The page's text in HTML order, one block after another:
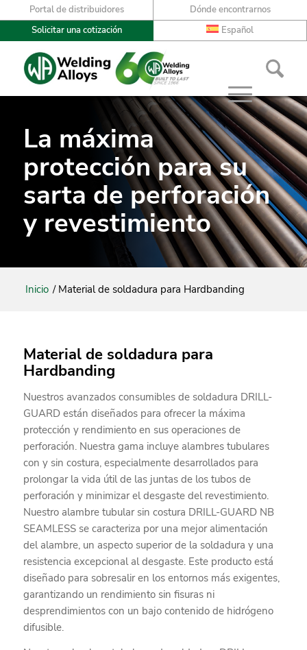
Portal de distribuidores
Dónde encontrarnos
Solicitar una cotización
Español
La máxima
protección para su
sarta de perforación
y revestimiento
Inicio / Material de soldadura para Hardbanding
Material de soldadura para
Hardbanding
Nuestros avanzados consumibles de soldadura DRILL-
GUARD están diseñados para ofrecer la máxima
protección y rendimiento en sus operaciones de
perforación. Nuestra gama incluye alambres tubulares
con y sin costura, especialmente desarrollados para
prolongar la vida útil de las juntas de los tubos de
perforación y minimizar el desgaste del revestimiento.
Nuestro alambre tubular sin costura DRILL-GUARD NB
SEAMLESS se caracteriza por una mejor alimentación
del alambre, un aspecto superior de la soldadura y una
resistencia excepcional al desgaste. Este producto está
diseñado para sobresalir en los entornos más exigentes,
garantizando un rendimiento sin fisuras ni
desprendimientos con un bajo contenido de hidrógeno
difusible.